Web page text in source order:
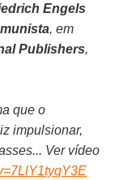
Engels
, em
Publishers,
que o
impulsionar,
Ver vídeo